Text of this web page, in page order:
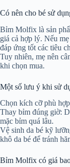
Có nên cho bé sử
Bỉm Molfix là sản
giá cả hợp lý. Nếu
đáp ứng tốt các tiêu
Tuy nhiên, mẹ nên
khi chọn mua.
Một số lưu ý khi sử
Chọn kích cỡ phù
Thay bỉm đúng giờ:
mặc bỉm quá lâu.
Vệ sinh da bé kỹ
khô da bé để tránh
Bỉm Molfix có giá